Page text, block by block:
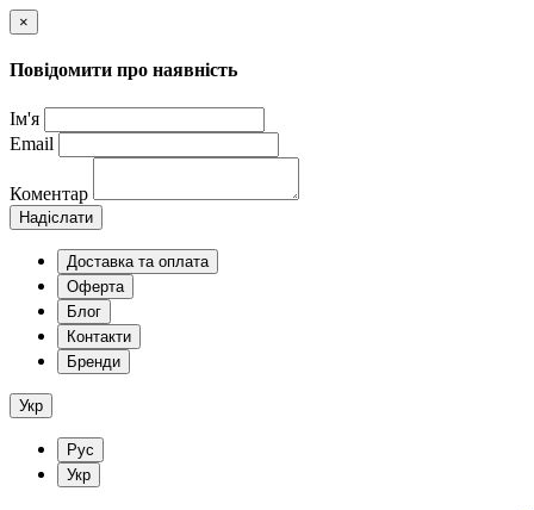
×
Повідомити про наявність
Ім'я
Email
Коментар
Надіслати
Доставка та оплата
Оферта
Блог
Контакти
Бренди
Укр
Рус
Укр